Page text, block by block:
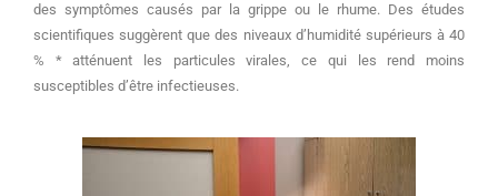
des symptômes causés par la grippe ou le rhume. Des études
scientifiques suggèrent que des niveaux d’humidité supérieurs à 40
% * atténuent les particules virales, ce qui les rend moins
susceptibles d’être infectieuses.